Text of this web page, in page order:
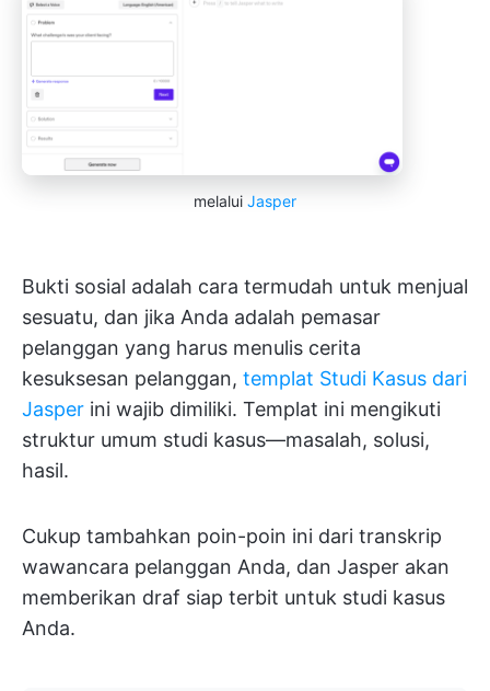
melalui Jasper
Bukti sosial adalah cara termudah untuk menjual
sesuatu, dan jika Anda adalah pemasar
pelanggan yang harus menulis cerita
kesuksesan pelanggan, templat Studi Kasus dari
Jasper ini wajib dimiliki. Templat ini mengikuti
struktur umum studi kasus—masalah, solusi,
hasil.
Cukup tambahkan poin-poin ini dari transkrip
wawancara pelanggan Anda, dan Jasper akan
memberikan draf siap terbit untuk studi kasus
Anda.